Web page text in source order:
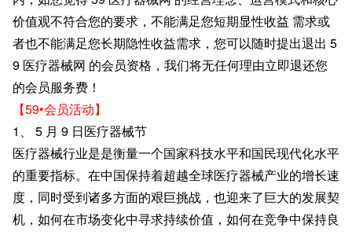
价值观不符合您的要求，不能满足您短期显性收益 需求或
者也不能满足您长期隐性收益需求，您可以随时提出退出 5
9 医疗器械网 的会员资格，我们将无任何理由立即退还您
的会员服务费！
【59•会员活动】
1、 5 月 9 日医疗器械节
医疗器械行业是是衡量一个国家科技水平和国民现代化水平
的重要指标。在中国保持着超越全球医疗器械产业的增长速
度，同时受到诸多方面的艰巨挑战，也迎来了巨大的发展契
机，如何在市场变化中寻求持续价值，如何在竞争中保持良